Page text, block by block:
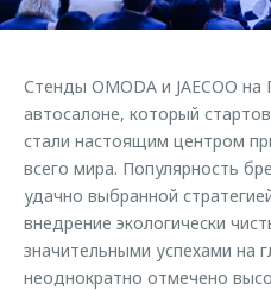
Страхование
Аксессуары
Одежда и сувениры
Оригинальные аксессуары
Запчасти
Трейд-ин
Клиентская поддержка
Клуб владельцев OMODA
Приложение O&J
Аксессуары
Одежда и сувениры
Оригинальные аксессуары
Обратная связь
Стенды OMODA и JAECOO
автосалоне, который
стали настоящим центром
всего мира. Популярность
удачно выбранной
внедрение экологически
значительными успехами на
неоднократно отмечено